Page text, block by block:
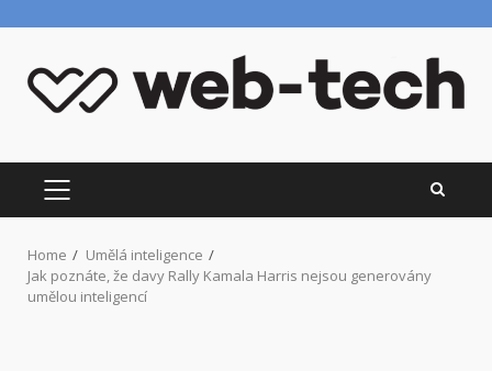
content
PRIMARY
MENU
Home
Umělá inteligence
Jak poznáte, že davy Rally Kamala Harris nejsou generovány
umělou inteligencí